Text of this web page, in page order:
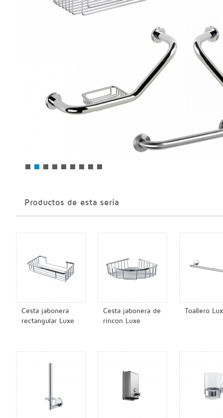
Productos de esta seria
Cesta jabonera
rectangular Luxe
Cesta jabonera de
rincon Luxe
Toallero